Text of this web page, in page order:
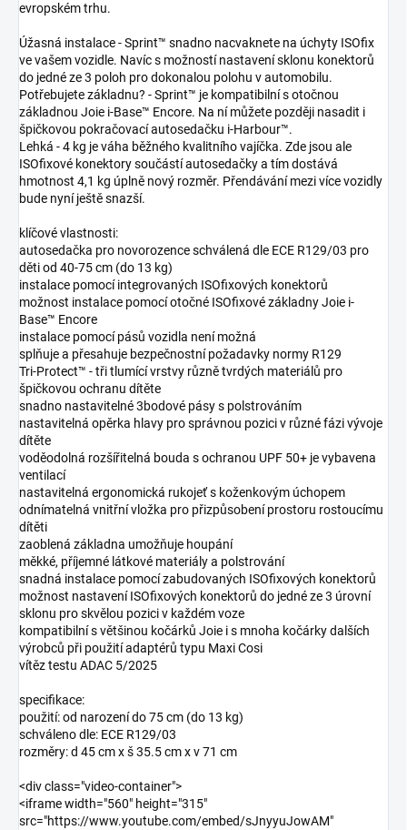
evropském trhu.
Úžasná instalace - Sprint™ snadno nacvaknete na úchyty ISOfix
ve vašem vozidle. Navíc s možností nastavení sklonu konektorů
do jedné ze 3 poloh pro dokonalou polohu v automobilu.
Potřebujete základnu? - Sprint™ je kompatibilní s otočnou
základnou Joie i-Base™ Encore. Na ní můžete později nasadit i
špičkovou pokračovací autosedačku i-Harbour™.
Lehká - 4 kg je váha běžného kvalitního vajíčka. Zde jsou ale
ISOfixové konektory součástí autosedačky a tím dostává
hmotnost 4,1 kg úplně nový rozměr. Přendávání mezi více vozidly
bude nyní ještě snazší.
klíčové vlastnosti:
autosedačka pro novorozence schválená dle ECE R129/03 pro
děti od 40-75 cm (do 13 kg)
instalace pomocí integrovaných ISOfixových konektorů
možnost instalace pomocí otočné ISOfixové základny Joie i-
Base™ Encore
instalace pomocí pásů vozidla není možná
splňuje a přesahuje bezpečnostní požadavky normy R129
Tri-Protect™ - tři tlumící vrstvy různě tvrdých materiálů pro
špičkovou ochranu dítěte
snadno nastavitelné 3bodové pásy s polstrováním
nastavitelná opěrka hlavy pro správnou pozici v různé fázi vývoje
dítěte
voděodolná rozšířitelná bouda s ochranou UPF 50+ je vybavena
ventilací
nastavitelná ergonomická rukojeť s koženkovým úchopem
odnímatelná vnitřní vložka pro přizpůsobení prostoru rostoucímu
dítěti
zaoblená základna umožňuje houpání
měkké, příjemné látkové materiály a polstrování
snadná instalace pomocí zabudovaných ISOfixových konektorů
možnost nastavení ISOfixových konektorů do jedné ze 3 úrovní
sklonu pro skvělou pozici v každém voze
kompatibilní s většinou kočárků Joie i s mnoha kočárky dalších
výrobců při použití adaptérů typu Maxi Cosi
vítěz testu ADAC 5/2025
specifikace:
použití: od narození do 75 cm (do 13 kg)
schváleno dle: ECE R129/03
rozměry: d 45 cm x š 35.5 cm x v 71 cm
<div class="video-container">
<iframe width="560" height="315"
src="https://www.youtube.com/embed/sJnyyuJowAM"